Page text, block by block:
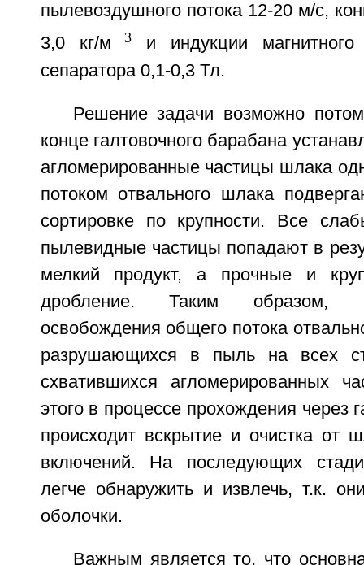
пылевоздушного потока 12-20 м/с,
3,0 кг/м 3
и индукции
сепаратора 0,1-0,3 Тл.
Решение задачи возможно
конце галтовочного барабана
агломерированные частицы шлака
потоком отвального шлака
сортировке по крупности. Все
пылевидные частицы попадают в
мелкий продукт, а прочные и
дробление. Таким образом,
освобождения общего потока
разрушающихся в пыль на всех
схватившихся агломерированных
этого в процессе прохождения через
происходит вскрытие и очистка от
включений. На последующих
легче обнаружить и извлечь, т.к.
оболочки.
Важным является то, что